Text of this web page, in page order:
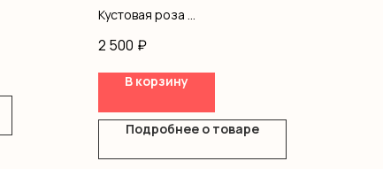
Кустовая роза
Диантус
Писташ
Оазис
Размер 25×30
2 500 ₽
В корзину
Подробнее о товаре